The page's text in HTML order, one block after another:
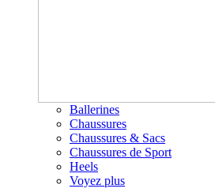
Ballerines
Chaussures
Chaussures & Sacs
Chaussures de Sport
Heels
Voyez plus